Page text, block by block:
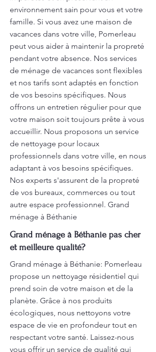
environnement sain pour vous et votre
famille. Si vous avez une maison de
vacances dans votre ville, Pomerleau
peut vous aider à maintenir la propreté
pendant votre absence. Nos services
de ménage de vacances sont flexibles
et nos tarifs sont adaptés en fonction
de vos besoins spécifiques. Nous
offrons un entretien régulier pour que
votre maison soit toujours prête à vous
accueillir. Nous proposons un service
de nettoyage pour locaux
professionnels dans votre ville, en nous
adaptant à vos besoins spécifiques.
Nos experts s'assurent de la propreté
de vos bureaux, commerces ou tout
autre espace professionnel. Grand
ménage à Béthanie
Grand ménage à Béthanie pas cher
et meilleure qualité?
Grand ménage à Béthanie: Pomerleau
propose un nettoyage résidentiel qui
prend soin de votre maison et de la
planète. Grâce à nos produits
écologiques, nous nettoyons votre
espace de vie en profondeur tout en
respectant votre santé. Laissez-nous
vous offrir un service de qualité qui